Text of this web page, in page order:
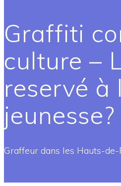
Graffiti
culture –
reservé à
jeunesse?
Graffeur dans les Hauts-de-